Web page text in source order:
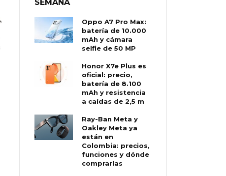
SEMANA
Oppo A7 Pro Max:
batería de 10.000
mAh y cámara
selfie de 50 MP
Honor X7e Plus es
oficial: precio,
batería de 8.100
mAh y resistencia
a caídas de 2,5 m
Ray-Ban Meta y
Oakley Meta ya
están en
Colombia: precios,
funciones y dónde
comprarlas